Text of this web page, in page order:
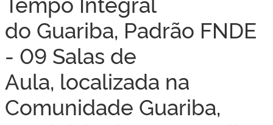
do Guariba, Padrão FNDE
- 09 Salas de
Aula, localizada na
Comunidade Guariba,